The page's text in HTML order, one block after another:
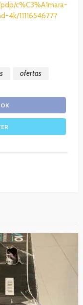
c%C3%A1mara-
1111654677?
ofertas